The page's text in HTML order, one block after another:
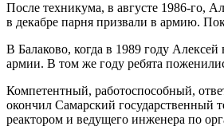
После техникума, в августе 1986-го,
в декабре парня призвали в армию.
В Балаково, когда в 1989 году
армии. В том же году ребята
Компетентный, работоспособный,
окончил Самарский государственный
реактором и ведущего инженера по